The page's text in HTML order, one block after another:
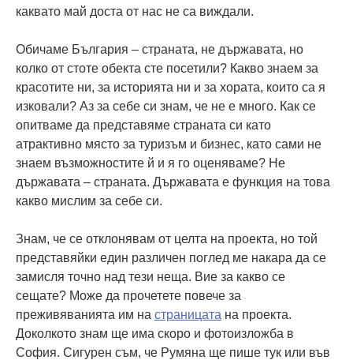
каквато май доста от нас не са виждали.
Обичаме България – страната, не държавата, но
колко от стоте обекта сте посетили? Какво знаем за
красотите ни, за историята ни и за хората, които са я
изковали? Аз за себе си знам, че не е много. Как се
опитваме да представяме страната си като
атрактивно място за туризъм и бизнес, като сами не
знаем възможностите й и я го оценяваме? Не
държавата – страната. Държавата е функция на това
какво мислим за себе си.
Знам, че се отклонявам от целта на проекта, но той
представяйки един различен поглед ме накара да се
замисля точно над тези неща. Вие за какво се
сещате? Може да прочетете повече за
преживяванията им на страницата на проекта.
Доколкото знам ще има скоро и фотоизложба в
София. Сигурен съм, че Румяна ще пише тук или във